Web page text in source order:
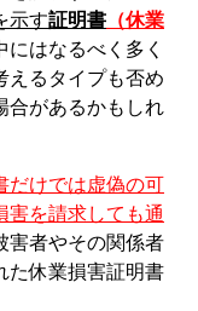
示す証明書 （休業
にはなるべく多く
えるタイプも否め
合があるかもしれ
だけでは虚偽の可
害を請求しても通
害者やその関係者
た休業損害証明書